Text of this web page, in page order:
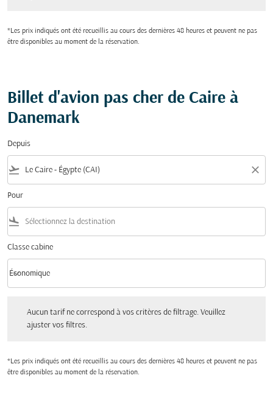
*Les prix indiqués ont été recueillis au cours des dernières 48 heures et peuvent ne pas
être disponibles au moment de la réservation.
Billet d'avion pas cher de Caire à
Danemark
Depuis
flight_takeoff close
Pour
flight_land
Classe cabine
Classe cabine option Économique Selected
Économique
keyboard_arrow_down
Aucun tarif ne correspond à vos critères de filtrage. Veuillez
ajuster vos filtres.
*Les prix indiqués ont été recueillis au cours des dernières 48 heures et peuvent ne pas
être disponibles au moment de la réservation.